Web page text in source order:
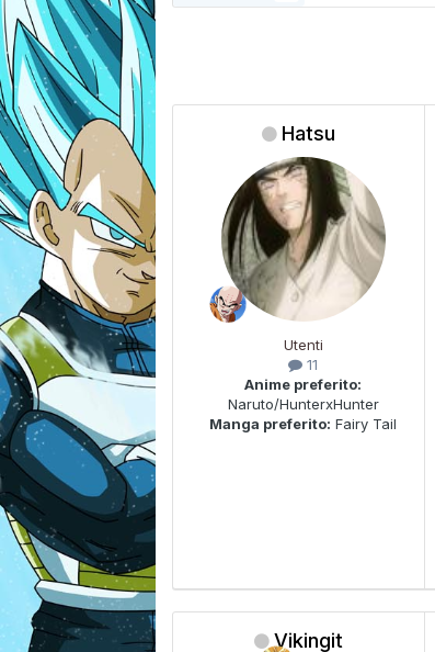
Hatsu
Utenti
11
Anime preferito:
Naruto/HunterxHunter
Manga preferito: Fairy Tail
Vikingit